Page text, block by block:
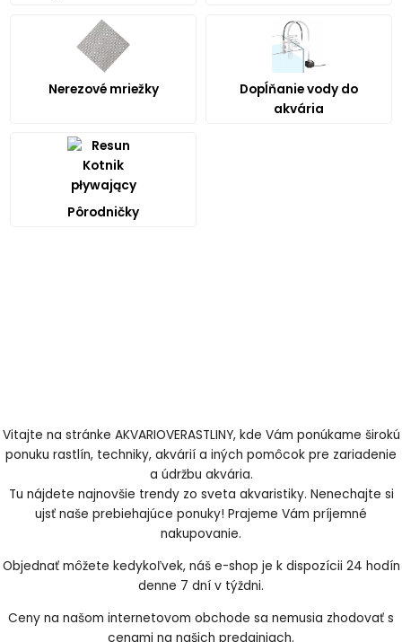
Nerezové mriežky
Dopĺňanie vody do
akvária
Pôrodničky
Vitajte na stránke AKVARIOVERASTLINY, kde Vám ponúkame širokú
ponuku rastlín, techniky, akvárií a iných pomôcok pre zariadenie
a údržbu akvária.
Tu nájdete najnovšie trendy zo sveta akvaristiky. Nenechajte si
ujsť naše prebiehajúce ponuky! Prajeme Vám príjemné
nakupovanie.
Objednať môžete kedykoľvek, náš e-shop je k dispozícii 24 hodín
denne 7 dní v týždni.
Ceny na našom internetovom obchode sa nemusia zhodovať s
cenami na našich predajniach.